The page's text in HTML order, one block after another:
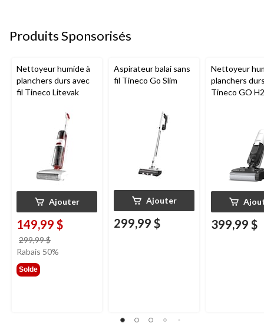
Produits Sponsorisés
Nettoyeur humide à
planchers durs avec
fil Tineco Litevak
Ajouter
149,99 $
299,99 $
était
Rabais 50%
Solde
Aspirateur balai sans
fil Tineco Go Slim
Ajouter
299,99 $
Nettoyeur
planchers
Tineco GO
399,99 $